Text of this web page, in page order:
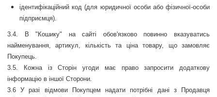
ідентифікаційний код (для юридичної особи або фізичної-особи
підприємця).
3.4. В "Кошику" на сайті обов'язково повинно вказуватись
найменування, артикул, кількість та ціна товару, що замовляє
Покупець.
3.5. Кожна із Сторін угоди має право запросити додаткову
інформацію в іншої Сторони.
3.6 У разі відмови Покупцем надати потрібні дані з Продавця